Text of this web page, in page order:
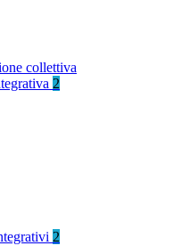
collettiva
2
2